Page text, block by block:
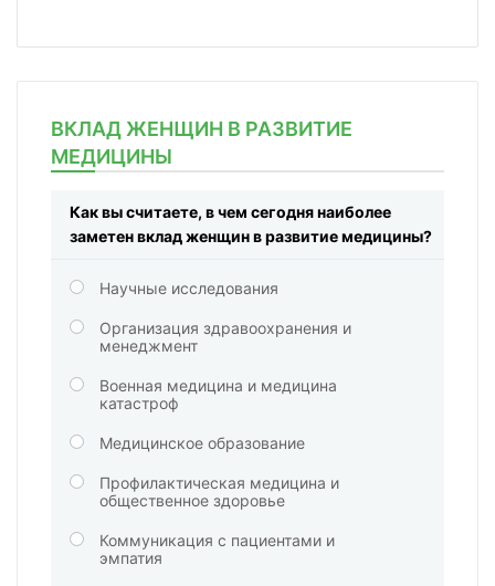
ВКЛАД ЖЕНЩИН В РАЗВИТИЕ
МЕДИЦИНЫ
Как вы считаете, в чем сегодня наиболее
заметен вклад женщин в развитие медицины?
Научные исследования
Организация здравоохранения и
менеджмент
Военная медицина и медицина
катастроф
Медицинское образование
Профилактическая медицина и
общественное здоровье
Коммуникация с пациентами и
эмпатия